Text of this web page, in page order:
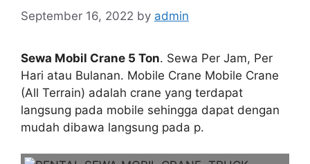
September 16, 2022 by admin
Sewa Mobil Crane 5 Ton. Sewa Per Jam, Per
Hari atau Bulanan. Mobile Crane Mobile Crane
(All Terrain) adalah crane yang terdapat
langsung pada mobile sehingga dapat dengan
mudah dibawa langsung pada p.